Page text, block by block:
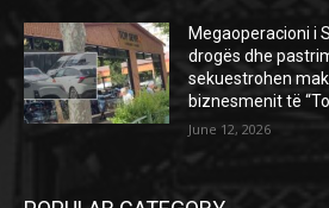
Megaoperacioni i
drogës dhe
sekuestrohen
biznesmenit të
June 12, 2026